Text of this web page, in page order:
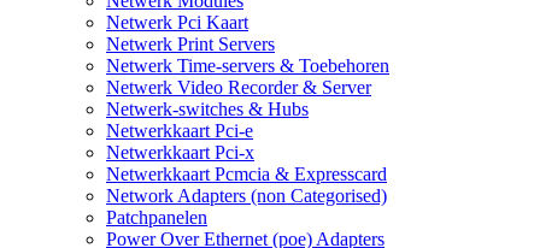
Netwerk Pci Kaart
Netwerk Print Servers
Netwerk Time-servers & Toebehoren
Netwerk Video Recorder & Server
Netwerk-switches & Hubs
Netwerkkaart Pci-e
Netwerkkaart Pci-x
Netwerkkaart Pcmcia & Expresscard
Network Adapters (non Categorised)
Patchpanelen
Power Over Ethernet (poe) Adapters